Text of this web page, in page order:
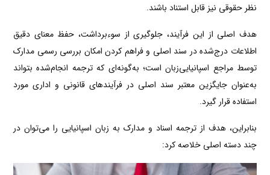
نظر حقوقی نیز قابل استناد باشند.
هدف اصلی از این فرآیند، جلوگیری از سوءبرداشت، حفظ معنای دقیق
اطلاعات درج‌شده در سند اصلی و فراهم کردن امکان بررسی رسمی مدارک
توسط مراجع اسپانیایی‌زبان است؛ به‌گونه‌ای که ترجمه انجام‌شده بتواند
به‌عنوان جایگزین معتبر سند اصلی در فرآیندهای قانونی و اداری مورد
استفاده قرار گیرد.
بنابراین، هدف از ترجمه اسناد و مدارک به زبان اسپانیایی را می‌توان در
چند دسته اصلی خلاصه کرد: